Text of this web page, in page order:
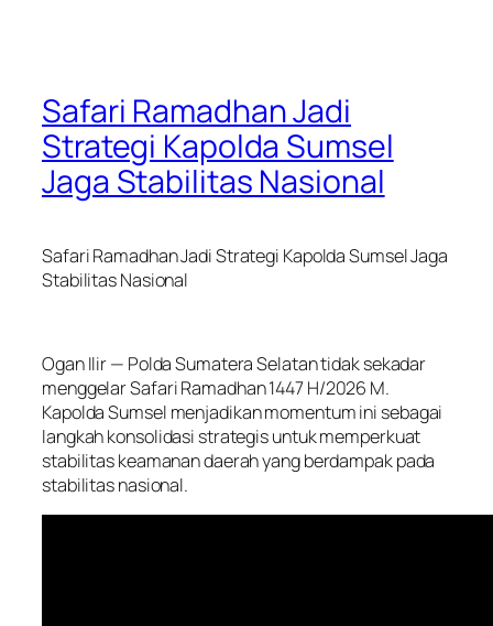
Safari Ramadhan Jadi
Strategi Kapolda Sumsel
Jaga Stabilitas Nasional
Safari Ramadhan Jadi Strategi Kapolda Sumsel Jaga
Stabilitas Nasional
Ogan Ilir — Polda Sumatera Selatan tidak sekadar
menggelar Safari Ramadhan 1447 H/2026 M.
Kapolda Sumsel menjadikan momentum ini sebagai
langkah konsolidasi strategis untuk memperkuat
stabilitas keamanan daerah yang berdampak pada
stabilitas nasional.